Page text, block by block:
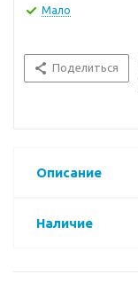
Мало
Поделиться
Описание
Наличие